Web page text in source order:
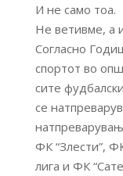
И не само тоа.
Не ветивме, а
Согласно
спортот во
сите
се
ФК “Злести”,
лига и ФК